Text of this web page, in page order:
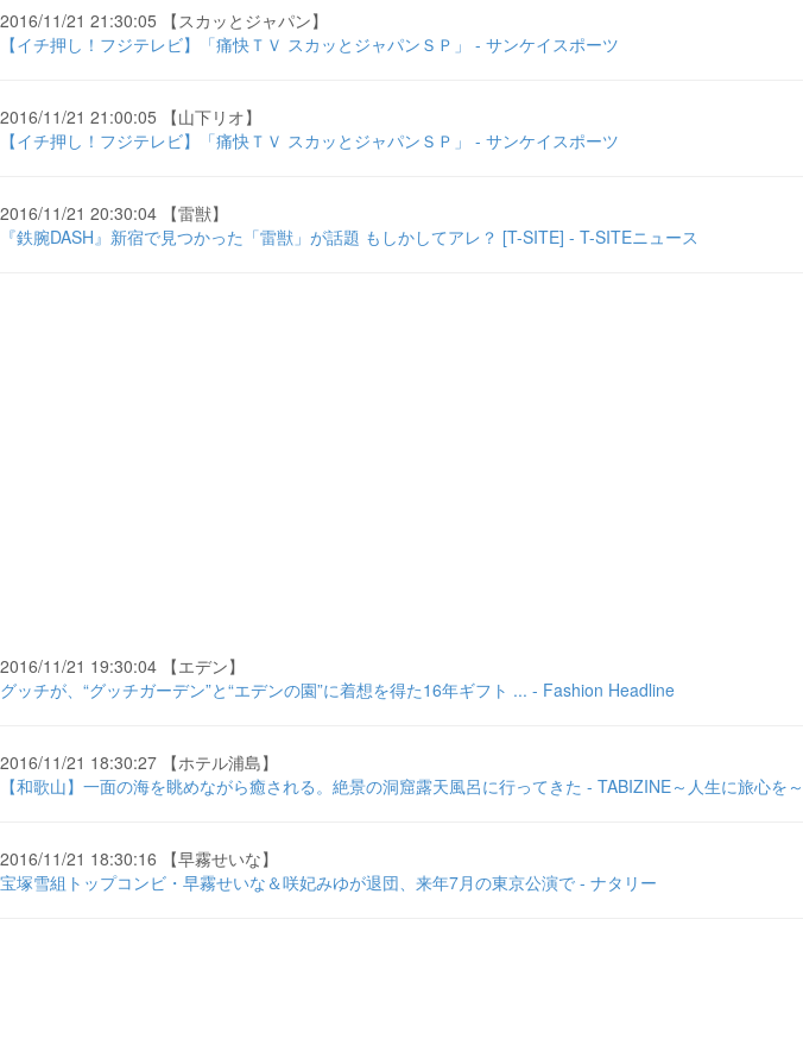
2016/11/21 21:30:05 【スカッとジャパン】
【イチ押し！フジテレビ】「痛快ＴＶ スカッとジャパンＳＰ」 - サンケイスポーツ
2016/11/21 21:00:05 【山下リオ】
【イチ押し！フジテレビ】「痛快ＴＶ スカッとジャパンＳＰ」 - サンケイスポーツ
2016/11/21 20:30:04 【雷獣】
『鉄腕DASH』新宿で見つかった「雷獣」が話題 もしかしてアレ？ [T-SITE] - T-SITEニュース
2016/11/21 19:30:04 【エデン】
グッチが、“グッチガーデン”と“エデンの園”に着想を得た16年ギフト ... - Fashion Headline
2016/11/21 18:30:27 【ホテル浦島】
【和歌山】一面の海を眺めながら癒される。絶景の洞窟露天風呂に行ってきた - TABIZINE～人生に旅心を～
2016/11/21 18:30:16 【早霧せいな】
宝塚雪組トップコンビ・早霧せいな＆咲妃みゆが退団、来年7月の東京公演で - ナタリー